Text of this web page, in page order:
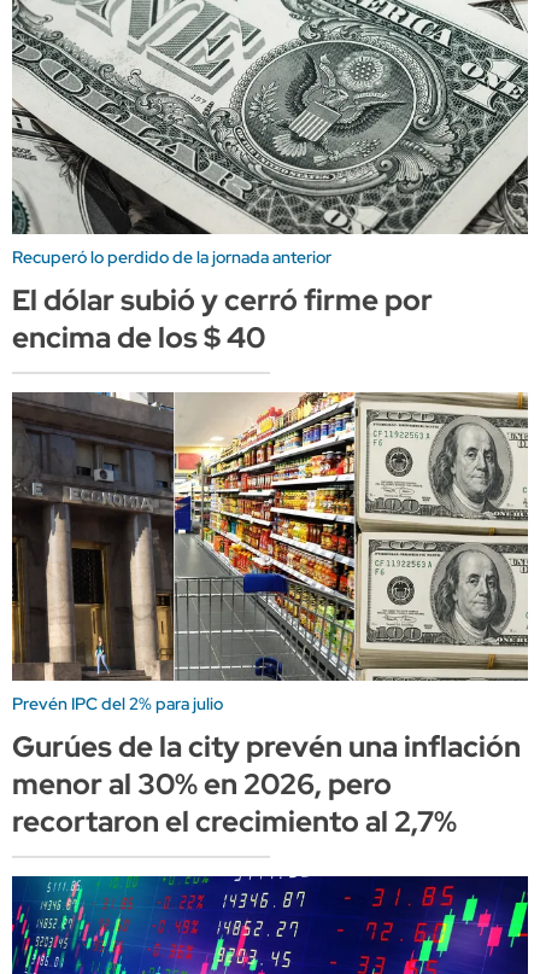
Recuperó lo perdido de la jornada anterior
El dólar subió y cerró firme por
encima de los $ 40
Prevén IPC del 2% para julio
Gurúes de la city prevén una inflación
menor al 30% en 2026, pero
recortaron el crecimiento al 2,7%